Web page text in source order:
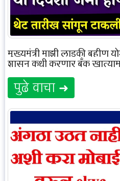
मुख्यमंत्री माझी लाडकी बहीण
शासन कधी करणार बँक
पुढे वाचा ➜